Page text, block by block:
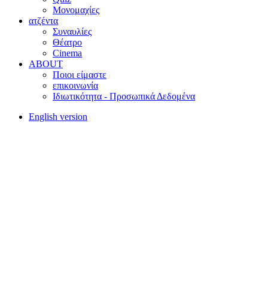
Μονομαχίες
ατζέντα
Συναυλίες
Θέατρο
Cinema
ABOUT
Ποιοι είμαστε
επικοινωνία
Ιδιωτικότητα - Προσωπικά Δεδομένα
English version